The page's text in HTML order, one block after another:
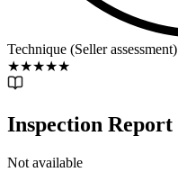
Technique (Seller assessment)
★★★★★
Inspection Report
Not available